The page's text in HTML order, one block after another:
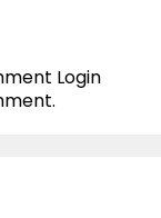
Login